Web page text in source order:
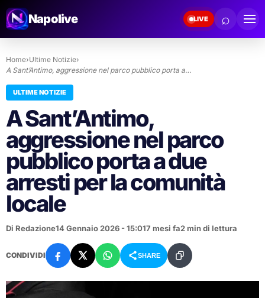
Napolive LIVE ⌕
Home›Ultime Notizie›
A Sant’Antimo, aggressione nel parco pubblico porta a…
ULTIME NOTIZIE
A Sant’Antimo,
aggressione nel parco
pubblico porta a due
arresti per la comunità
locale
Di Redazione14 Gennaio 2026 - 15:017 mesi fa2 min di lettura
CONDIVIDI SHARE